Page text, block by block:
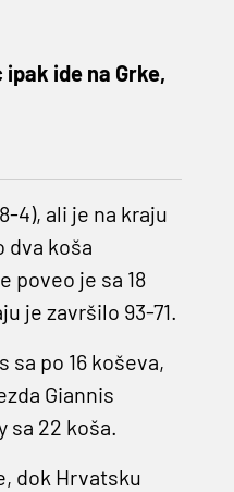
ide na Grke,
4), ali je na kraju
dva koša
poveo je sa 18
je završilo 93-71.
po 16 koševa,
Giannis
sa 22 koša.
dok Hrvatsku